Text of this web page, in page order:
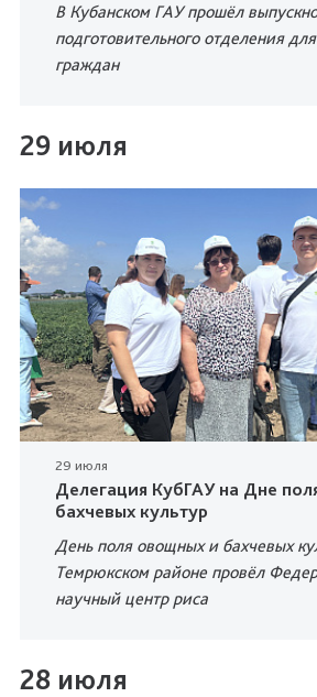
В Кубанском ГАУ прошёл
подготовительного отделения
граждан
29 июля
29 июля
Делегация КубГАУ на Дне
бахчевых культур
День поля овощных и бахчевых
Темрюкском районе провёл
научный центр риса
28 июля